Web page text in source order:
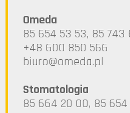
Omeda
85 654 53 53, 85 743
+48 600 850 566
lp.ademo@oruib
Stomatologia
85 664 20 00, 85